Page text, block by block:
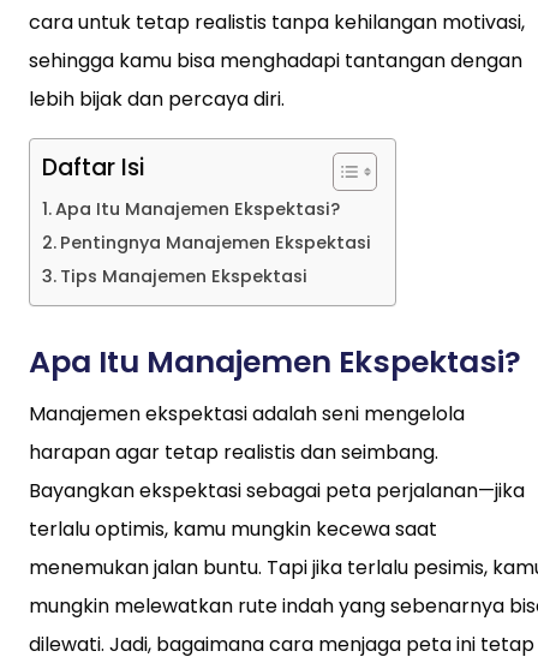
cara untuk tetap realistis tanpa kehilangan motivasi,
sehingga kamu bisa menghadapi tantangan dengan
lebih bijak dan percaya diri.
Daftar Isi
Apa Itu Manajemen Ekspektasi?
Pentingnya Manajemen Ekspektasi
Tips Manajemen Ekspektasi
Apa Itu Manajemen Ekspektasi?
Manajemen ekspektasi adalah seni mengelola
harapan agar tetap realistis dan seimbang.
Bayangkan ekspektasi sebagai peta perjalanan—jika
terlalu optimis, kamu mungkin kecewa saat
menemukan jalan buntu. Tapi jika terlalu pesimis,
mungkin melewatkan rute indah yang sebenarnya
dilewati. Jadi, bagaimana cara menjaga peta ini tetap